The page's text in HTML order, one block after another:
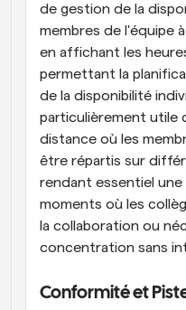
de gestion de la
membres de l'équipe
en affichant les
permettant la
de la disponibilité
particulièrement utile
distance où les
être répartis sur
rendant essentiel
moments où les
la collaboration ou
concentration sans
Conformité et